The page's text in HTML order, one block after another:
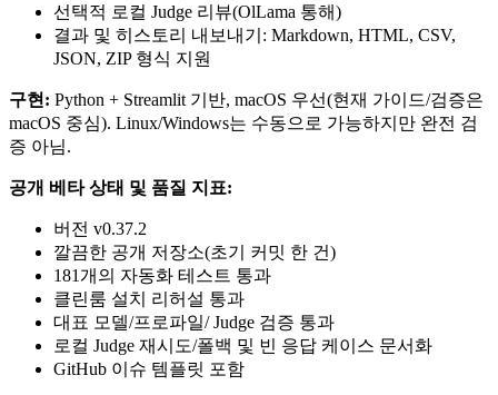
선택적 로컬 Judge 리뷰(OlLama 통해)
결과 및 히스토리 내보내기: Markdown, HTML, CSV,
JSON, ZIP 형식 지원
구현: Python + Streamlit 기반, macOS 우선(현재 가이드/검증은
macOS 중심). Linux/Windows는 수동으로 가능하지만 완전 검
증 아님.
공개 베타 상태 및 품질 지표:
버전 v0.37.2
깔끔한 공개 저장소(초기 커밋 한 건)
181개의 자동화 테스트 통과
클린룸 설치 리허설 통과
대표 모델/프로파일/ Judge 검증 통과
로컬 Judge 재시도/폴백 및 빈 응답 케이스 문서화
GitHub 이슈 템플릿 포함